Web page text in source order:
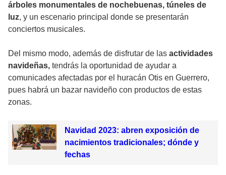
árboles monumentales de nochebuenas, túneles de
luz, y un escenario principal donde se presentarán
conciertos musicales.
Del mismo modo, además de disfrutar de las actividades
navideñas, tendrás la oportunidad de ayudar a
comunicades afectadas por el huracán Otis en Guerrero,
pues habrá un bazar navideño con productos de estas
zonas.
Navidad 2023: abren exposición de
nacimientos tradicionales; dónde y
fechas